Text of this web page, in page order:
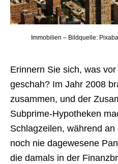
Immobilien – Bildquelle:
Erinnern Sie sich, was
geschah? Im Jahr 2008
zusammen, und der
Subprime-Hypotheken
Schlagzeilen, während an
noch nie dagewesene
die damals in der